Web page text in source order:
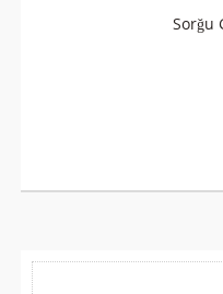
Sorğu